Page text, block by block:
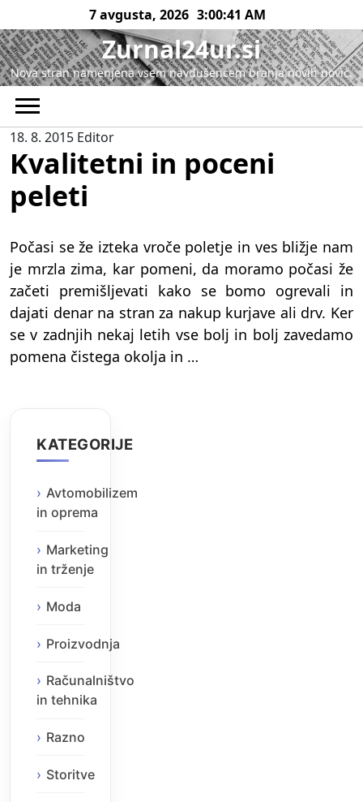
to
content
7 avgusta, 2026 3:00:41 AM
Zurnal24ur.si
Nova stran namenjena vsem navdušencem branja novih novic.
18. 8. 2015 Editor
Kvalitetni in poceni
peleti
Počasi se že izteka vroče poletje in ves bližje nam
je mrzla zima, kar pomeni, da moramo počasi že
začeti premišljevati kako se bomo ogrevali in
dajati denar na stran za nakup kurjave ali drv. Ker
se v zadnjih nekaj letih vse bolj in bolj zavedamo
pomena čistega okolja in …
KATEGORIJE
Avtomobilizem
in oprema
Marketing
in trženje
Moda
Proizvodnja
Računalništvo
in tehnika
Razno
Storitve